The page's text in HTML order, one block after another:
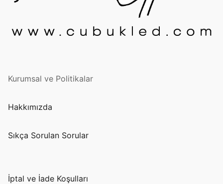
Kurumsal ve Politikalar
Hakkımızda
Sıkça Sorulan Sorular
İptal ve İade Koşulları